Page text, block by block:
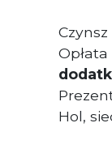
Opłata
Hol,